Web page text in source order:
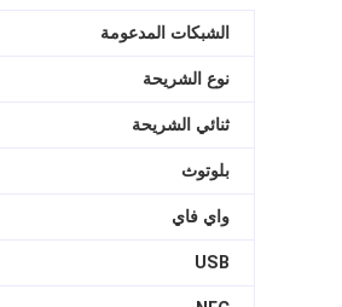
الشبكات المدعومة
نوع الشريحة
ثنائي الشريحة
بلوتوث
واي فاي
USB